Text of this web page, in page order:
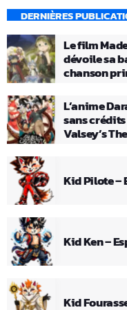
DERNIÈRES
Le film
dévoile sa
chanson
L’anime
sans
Valsey’s
Kid Pilote –
Kid Ken –
Kid